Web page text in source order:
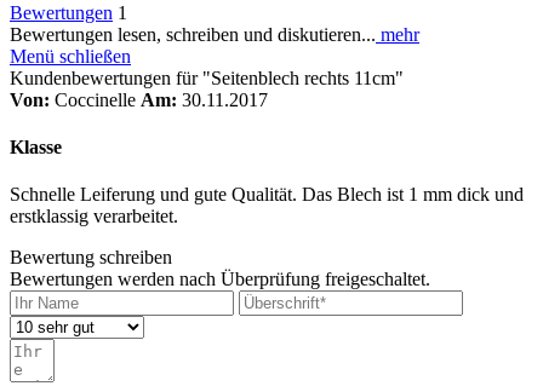
Bewertungen 1
Bewertungen lesen, schreiben und diskutieren... mehr
Menü schließen
Kundenbewertungen für "Seitenblech rechts 11cm"
Von: Coccinelle Am: 30.11.2017
Klasse
Schnelle Leiferung und gute Qualität. Das Blech ist 1 mm dick und
erstklassig verarbeitet.
Bewertung schreiben
Bewertungen werden nach Überprüfung freigeschaltet.